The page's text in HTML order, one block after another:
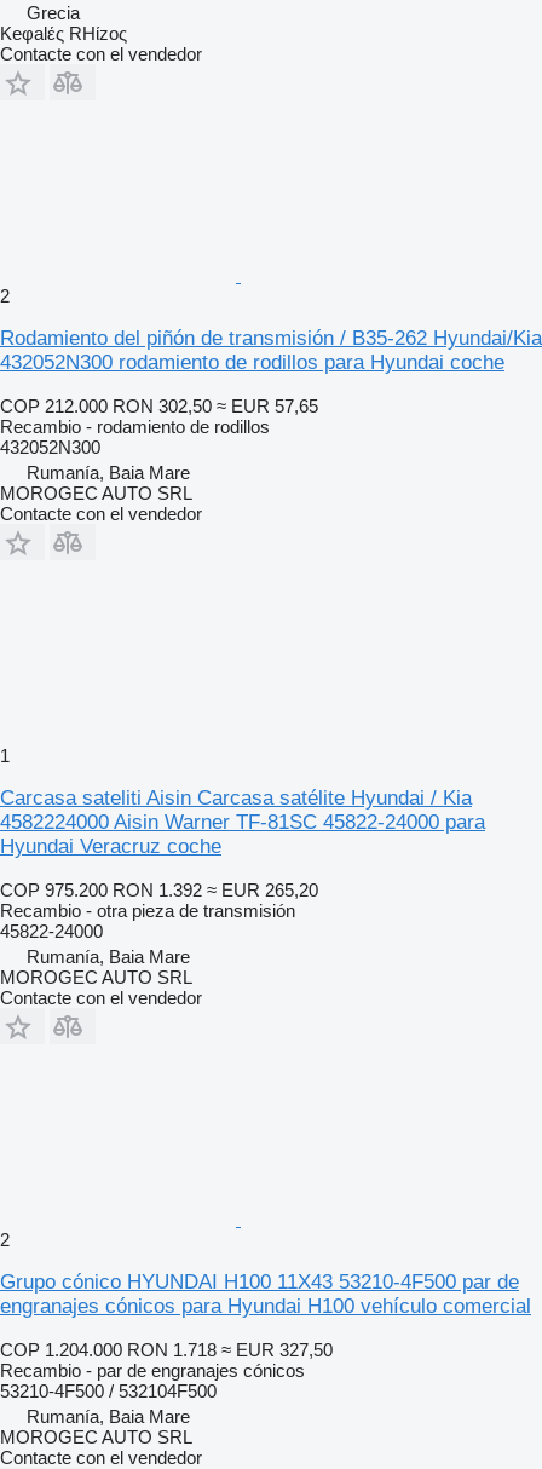
Grecia
Keφalές RHίzoς
Contacte con el vendedor
2
Rodamiento del piñón de transmisión / B35-262 Hyundai/Kia
432052N300 rodamiento de rodillos para Hyundai coche
COP 212.000 RON 302,50 ≈ EUR 57,65
Recambio - rodamiento de rodillos
432052N300
Rumanía, Baia Mare
MOROGEC AUTO SRL
Contacte con el vendedor
1
Carcasa sateliti Aisin Carcasa satélite Hyundai / Kia
4582224000 Aisin Warner TF-81SC 45822-24000 para
Hyundai Veracruz coche
COP 975.200 RON 1.392 ≈ EUR 265,20
Recambio - otra pieza de transmisión
45822-24000
Rumanía, Baia Mare
MOROGEC AUTO SRL
Contacte con el vendedor
2
Grupo cónico HYUNDAI H100 11X43 53210-4F500 par de
engranajes cónicos para Hyundai H100 vehículo comercial
COP 1.204.000 RON 1.718 ≈ EUR 327,50
Recambio - par de engranajes cónicos
53210-4F500 / 532104F500
Rumanía, Baia Mare
MOROGEC AUTO SRL
Contacte con el vendedor